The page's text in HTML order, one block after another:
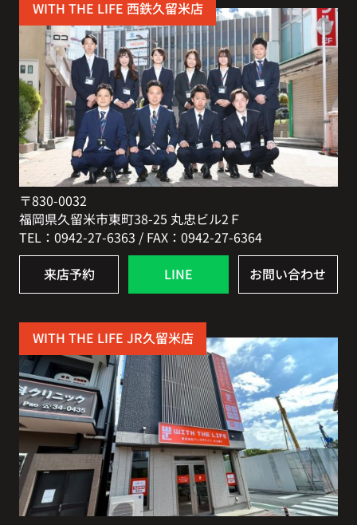
WITH THE LIFE 西鉄久留米店
〒830-0032
福岡県久留米市東町38-25 丸忠ビル2Ｆ
TEL：0942-27-6363 / FAX：0942-27-6364
来店予約 LINE お問い合わせ
WITH THE LIFE JR久留米店